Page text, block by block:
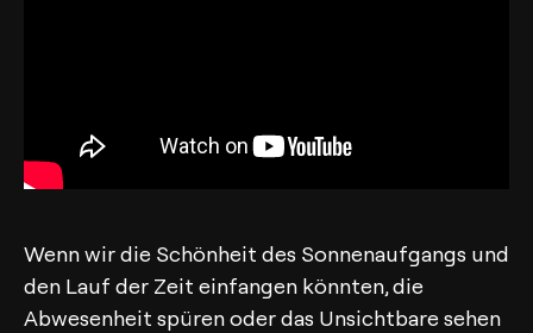
Wenn wir die Schönheit des Sonnenaufgangs und
den Lauf der Zeit einfangen könnten, die
Abwesenheit spüren oder das Unsichtbare sehen